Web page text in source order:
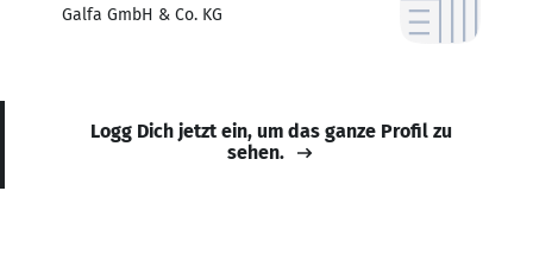
Galfa GmbH & Co. KG
Logg Dich jetzt ein, um das ganze Profil zu
sehen.